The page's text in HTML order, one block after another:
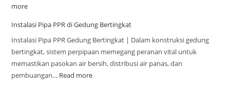
more
Instalasi Pipa PPR di Gedung Bertingkat
Instalasi Pipa PPR Gedung Bertingkat | Dalam konstruksi gedung
bertingkat, sistem perpipaan memegang peranan vital untuk
memastikan pasokan air bersih, distribusi air panas, dan
pembuangan… Read more